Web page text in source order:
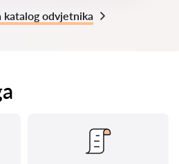
katalog odvjetnika